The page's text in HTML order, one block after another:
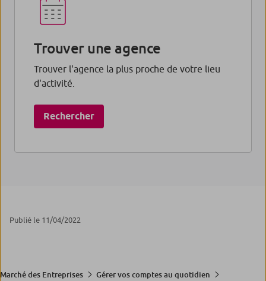
Trouver une agence
Trouver l'agence la plus proche de votre lieu
d'activité.
Rechercher
Publié le 11/04/2022
Marché des Entreprises
Gérer vos comptes au quotidien